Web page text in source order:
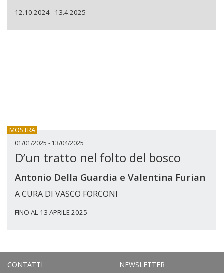
12.10.2024 - 13.4.2025
MOSTRA
01/01/2025 - 13/04/2025
D’un tratto nel folto del bosco
Antonio Della Guardia e Valentina Furian
A CURA DI VASCO FORCONI
FINO AL 13 APRILE 2025
CONTATTI
NEWSLETTER